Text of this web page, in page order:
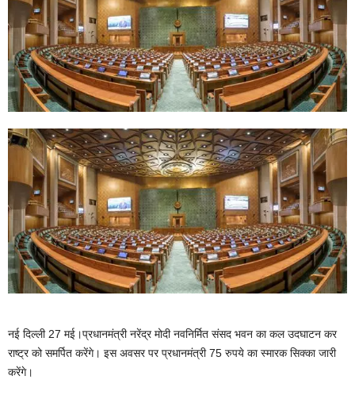
नई दिल्ली 27 मई।प्रधानमंत्री नरेंद्र मोदी नवनिर्मित संसद भवन का कल उदघाटन कर
राष्‍ट्र को समर्पित करेंगे। इस अवसर पर प्रधानमंत्री 75 रुपये का स्‍मारक सिक्का जारी
करेंगे।